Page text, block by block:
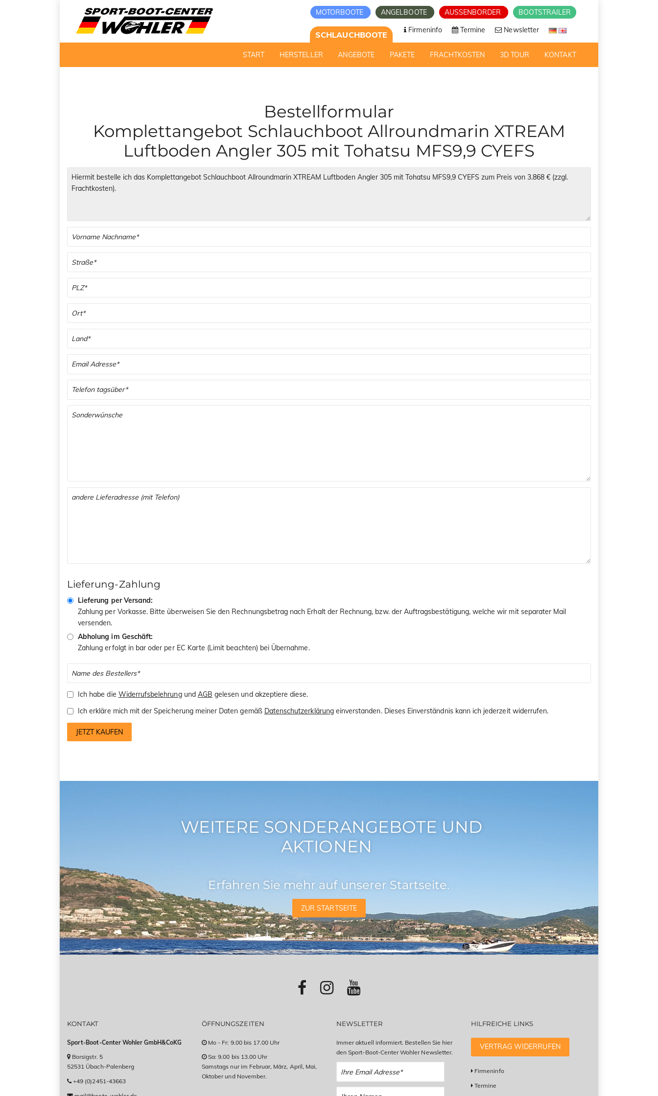
MOTORBOOTE ANGELBOOTE AUSSENBORDER BOOTSTRAILER
SCHLAUCHBOOTE Firmeninfo Termine Newsletter
START HERSTELLER ANGEBOTE PAKETE FRACHTKOSTEN 3D TOUR KONTAKT
Bestellformular
Komplettangebot Schlauchboot Allroundmarin XTREAM
Luftboden Angler 305 mit Tohatsu MFS9,9 CYEFS
Lieferung-Zahlung
Lieferung per Versand:
Zahlung per Vorkasse. Bitte überweisen Sie den Rechnungsbetrag nach Erhalt der Rechnung, bzw. der Auftragsbestätigung, welche wir mit separater Mail
versenden.
Abholung im Geschäft:
Zahlung erfolgt in bar oder per EC Karte (Limit beachten) bei Übernahme.
Ich habe die Widerrufsbelehrungund AGB gelesen und akzeptiere diese.
Ich erkläre mich mit der Speicherung meiner Daten gemäß Datenschutzerklärungeinverstanden. Dieses Einverständnis kann ich jederzeit widerrufen.
JETZT KAUFEN
WEITERE SONDERANGEBOTE UND
AKTIONEN
Erfahren Sie mehr auf unserer Startseite.
ZUR STARTSEITE
KONTAKT
Sport-Boot-Center Wohler GmbH&CoKG
Borsigstr. 5
52531 Übach-Palenberg
+49 (0)2451-43663
ÖFFNUNGSZEITEN
Mo - Fr: 9.00 bis 17.00 Uhr
Sa: 9.00 bis 13.00 Uhr
Samstags nur im Februar, März, April, Mai,
Oktober und November.
NEWSLETTER
Immer aktuell informiert. Bestellen Sie hier
den Sport-Boot-Center Wohler Newsletter.
HILFREICHE LINKS
VERTRAG WIDERRUFEN
Firmeninfo
Termine